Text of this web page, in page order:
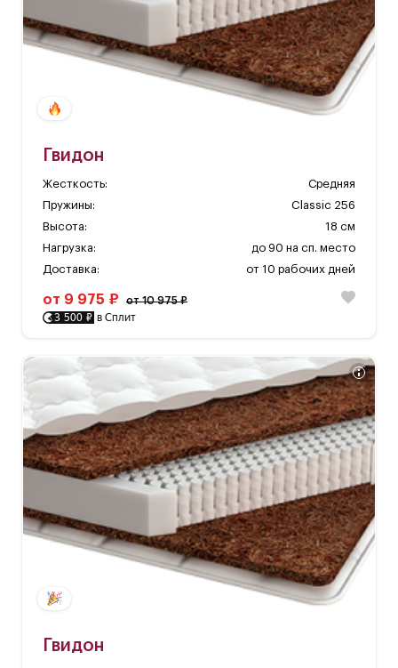
латексированная кокосовая койра. Модель "Гвидон"
обладает прекрасными бактерицидными свойствами и
прочностью.
Имеется возможность заказать молнию по периметру и
прописать данную опцию в комментарие к заказу.
Имеется возможность заказать молнию по периметру и
прописать данную опцию в комментарие к заказу.
Гвидон
Жесткость:
Средняя
Пружины:
Classic 256
Высота:
18 см
Нагрузка:
до 90 на сп. место
Доставка:
от 10 рабочих дней
от 9 975 ₽ от 10 975 ₽
3 500 ₽ в Сплит
Гвидон